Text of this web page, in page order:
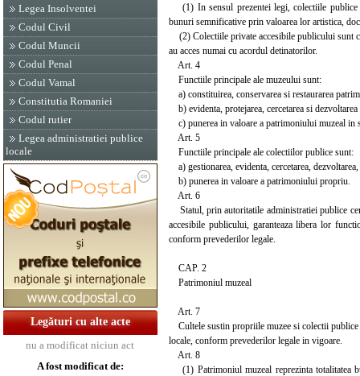
Legea Insolventei
Codul Civil
Codul Muncii
Codul Penal
Codul Vamal
Constitutia Romaniei
Codul rutier
Legea administratiei publice
locale
Legături cu alte acte
nu a modificat niciun act
A fost modificat de:
(1) In sensul prezentei legi, colectiile publice
bunuri semnificative prin valoarea lor artistica,
(2) Colectiile private accesibile publicului sunt
au acces numai cu acordul detinatorilor.
Art. 4
Functiile principale ale muzeului sunt:
a) constituirea, conservarea si restaurarea
b) evidenta, protejarea, cercetarea si
c) punerea in valoare a patrimoniului muzeal in
Art. 5
Functiile principale ale colectiilor publice sunt:
a) gestionarea, evidenta, cercetarea,
b) punerea in valoare a patrimoniului propriu.
Art. 6
Statul, prin autoritatile administratiei publice
accesibile publicului, garanteaza libera lor
conform prevederilor legale.
CAP. 2
Patrimoniul muzeal
Art. 7
Cultele sustin propriile muzee si colectii
locale, conform prevederilor legale in vigoare.
Art. 8
(1) Patrimoniul muzeal reprezinta totalitatea